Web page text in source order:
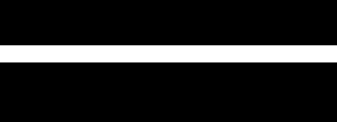
включает в себя этапы слива старого
системы. После чего необходима